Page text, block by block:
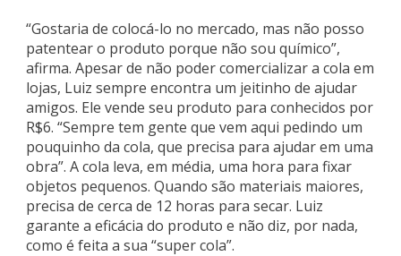
“Gostaria de colocá-lo no mercado, mas não posso
patentear o produto porque não sou químico”,
afirma. Apesar de não poder comercializar a cola em
lojas, Luiz sempre encontra um jeitinho de ajudar
amigos. Ele vende seu produto para conhecidos por
R$6. “Sempre tem gente que vem aqui pedindo um
pouquinho da cola, que precisa para ajudar em uma
obra”. A cola leva, em média, uma hora para fixar
objetos pequenos. Quando são materiais maiores,
precisa de cerca de 12 horas para secar. Luiz
garante a eficácia do produto e não diz, por nada,
como é feita a sua “super cola”.